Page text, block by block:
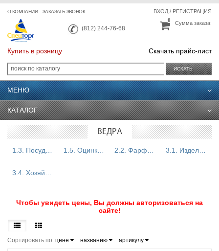
О КОМПАНИИ ЗАКАЗАТЬ ЗВОНОК
(812) 244-76-68
ВХОД/ РЕГИСТРАЦИЯ
Сумма заказа:
0
Купить в розницу Скачать прайс-лист
ИСКАТЬ
МЕНЮ
КАТАЛОГ
ВЕДРА
1.5. Оцинкованная посуда 3.1. Изделия из пластмассы
Чтобы увидеть цены, Вы должны авторизоваться на
сайте!
Сортировать по: цене названию артикулу